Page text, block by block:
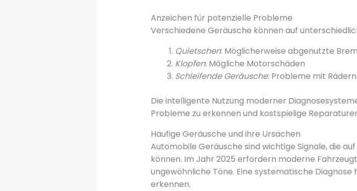
Anzeichen für potenzielle Probleme
Verschiedene Geräusche können auf
Quietschen: Möglicherweise abgenutzte
Klopfen: Mögliche Motorschäden
Schleifende Geräusche: Probleme mit
Die intelligente Nutzung moderner
Probleme zu erkennen und kostspielige
Häufige Geräusche und ihre Ursachen
Automobile Geräusche sind wichtige Signale, die
können. Im Jahr 2025 erfordern moderne
ungewöhnliche Töne. Eine systematische
erkennen.